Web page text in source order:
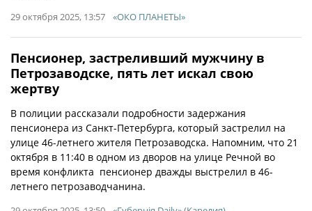
29 октября 2025, 13:57 «ОКО ПЛАНЕТЫ»
Пенсионер, застреливший мужчину в
Петрозаводске, пять лет искал свою
жертву
В полиции рассказали подробности задержания
пенсионера из Санкт-Петербурга, который застрелил на
улице 46-летнего жителя Петрозаводска. Напомним, что 21
октября в 11:40 в одном из дворов на улице Речной во
время конфликта пенсионер дважды выстрелил в 46-
летнего петрозаводчанина.